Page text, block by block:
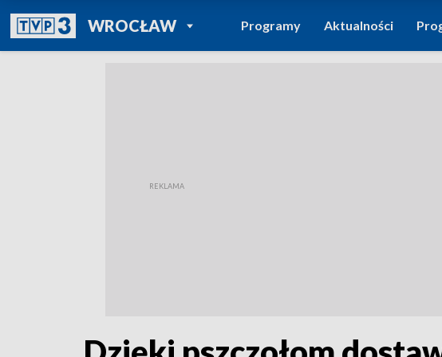
WROCŁAWPOWRÓT DO
TVP REGIONY
Programy Aktualności